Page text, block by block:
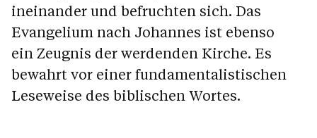
ineinander und befruchten sich. Das
Evangelium nach Johannes ist ebenso
ein Zeugnis der werdenden Kirche. Es
bewahrt vor einer fundamentalistischen
Leseweise des biblischen Wortes.